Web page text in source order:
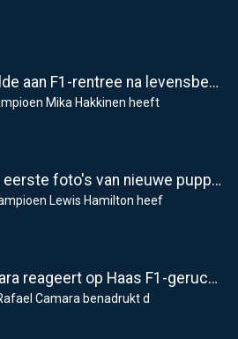
Mika Hakkinen twijfelde aan F1-rentree na levensbedreigende crash in 1995
Mika Hakkinen heeft
Lewis Hamilton deelt eerste foto's van nieuwe puppy Halo
Lewis Hamilton heef
F2-talent Rafael Camara reageert op Haas F1-geruchten voor 2027
Camara benadrukt d